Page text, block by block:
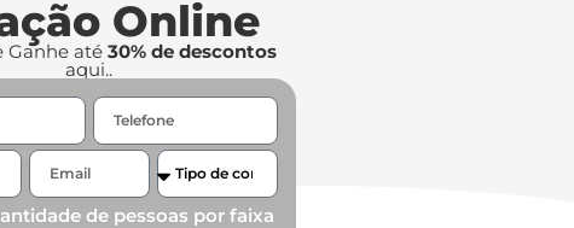
Online
Ganhe até30% de descontos
aqui..
de pessoas por faixa